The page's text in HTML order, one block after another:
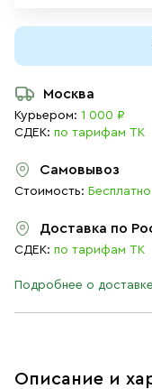
Москва
Курьером: 1 000 ₽
СДЕК: по тарифам ТК
Самовывоз
Стоимость: Бесплатно
Доставка по
СДЕК: по тарифам ТК
Подробнее о доставке
Описание и